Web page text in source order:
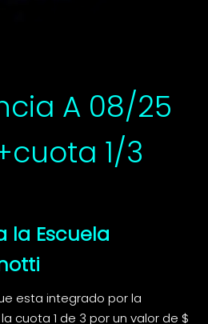
A 08/25
1/3
la Escuela
esta integrado por la
cuota 1 de 3 por un valor de $